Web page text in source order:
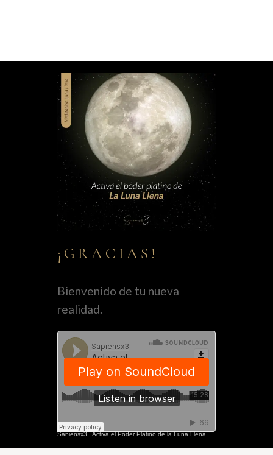
¡GRACIAS!
Bienvenido de tu nueva
realidad.
Sapiensx3·Activa el Poder Platino de la Luna Llena